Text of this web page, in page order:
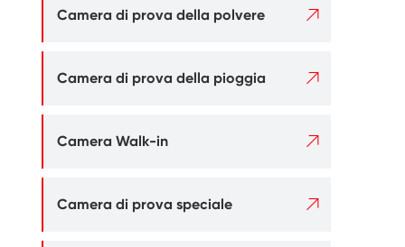
Camera di prova della polvere 
Camera di prova della pioggia 
Camera Walk-in 
Camera di prova speciale 